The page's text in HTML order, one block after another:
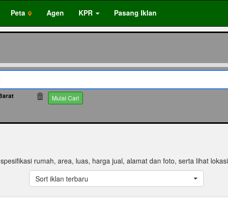
Peta Agen KPR Pasang Iklan
Mulai Cari
rumah, area, luas, harga jual, alamat dan foto, serta lihat
Sort iklan terbaru